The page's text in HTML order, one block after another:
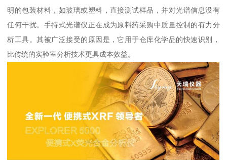
明的包装材料，如玻璃或塑料，直接测试样品，并对光谱信息没有
任何干扰。手持式光谱仪正在成为原料药采购中质量控制的有力分
析工具。其被广泛接受的原因是，它用于仓库化学品的快速识别，
比传统的实验室分析技术更具成本效益。